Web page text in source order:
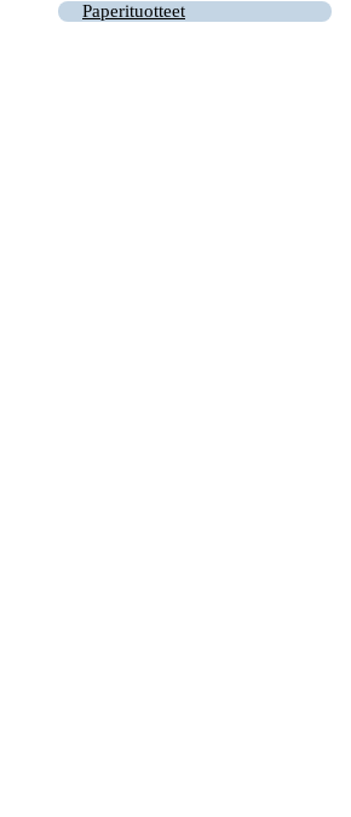
Paperituotteet